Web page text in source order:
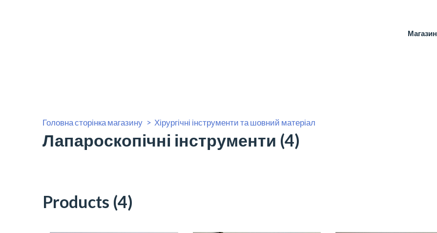
Магазин
Головна сторінка магазину Хірургічні інструменти та шовний матеріал
Лапароскопічні інструменти (4)
Products (4)